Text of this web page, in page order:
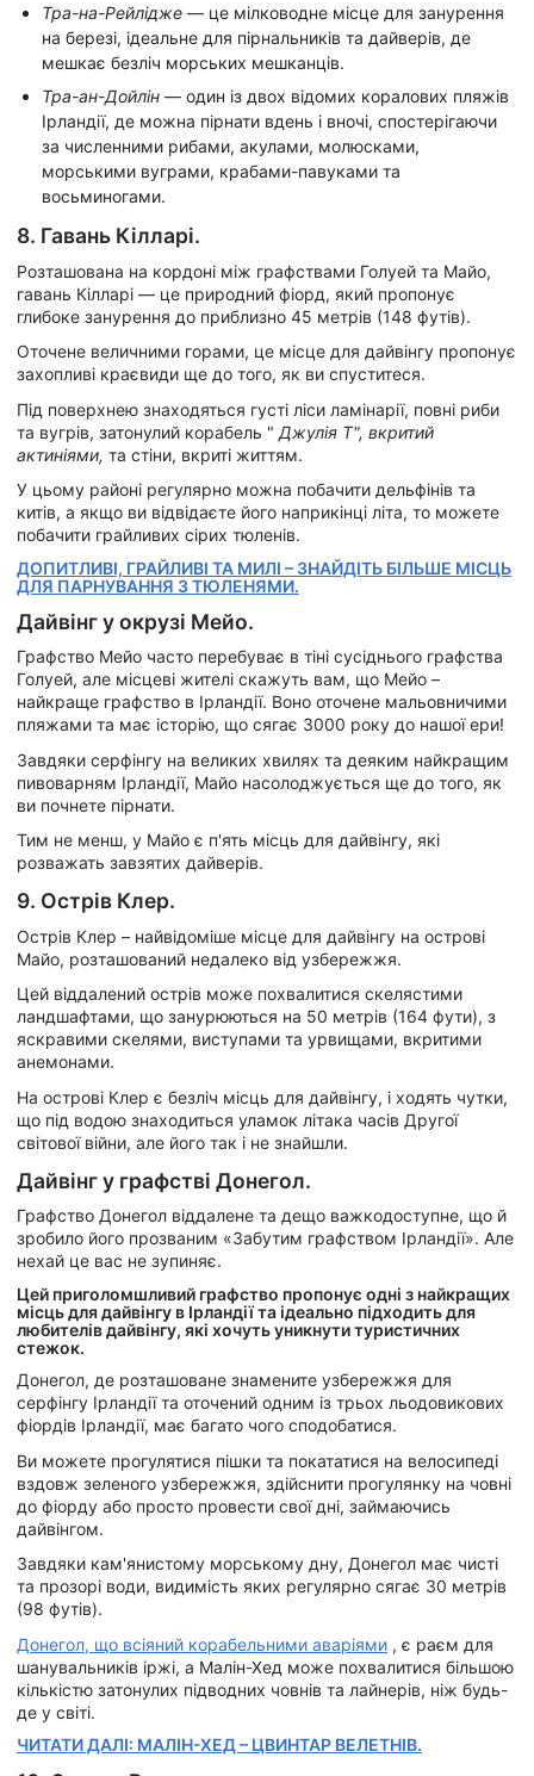
Тра-на-Рейлідже — це мілководне місце для занурення
на березі, ідеальне для пірнальників та дайверів, де
мешкає безліч морських мешканців.
Тра-ан-Дойлін — один із двох відомих коралових пляжів
Ірландії, де можна пірнати вдень і вночі, спостерігаючи
за численними рибами, акулами, молюсками,
морськими вуграми, крабами-павуками та
восьминогами.
8. Гавань Кілларі.
Розташована на кордоні між графствами Голуей та Майо,
гавань Кілларі — це природний фіорд, який пропонує
глибоке занурення до приблизно 45 метрів (148 футів).
Оточене величними горами, це місце для дайвінгу пропонує
захопливі краєвиди ще до того, як ви спуститеся.
Під поверхнею знаходяться густі ліси ламінарії, повні риби
та вугрів, затонулий корабель " Джулія Т", вкритий
актиніями, та стіни, вкриті життям.
У цьому районі регулярно можна побачити дельфінів та
китів, а якщо ви відвідаєте його наприкінці літа, то можете
побачити грайливих сірих тюленів.
ДОПИТЛИВІ, ГРАЙЛИВІ ТА МИЛІ – ЗНАЙДІТЬ БІЛЬШЕ МІСЦЬ
ДЛЯ ПАРНУВАННЯ З ТЮЛЕНЯМИ.
Дайвінг у окрузі Мейо.
Графство Мейо часто перебуває в тіні сусіднього графства
Голуей, але місцеві жителі скажуть вам, що Мейо –
найкраще графство в Ірландії. Воно оточене мальовничими
пляжами та має історію, що сягає 3000 року до нашої ери!
Завдяки серфінгу на великих хвилях та деяким найкращим
пивоварням Ірландії, Майо насолоджується ще до того, як
ви почнете пірнати.
Тим не менш, у Майо є п'ять місць для дайвінгу, які
розважать завзятих дайверів.
9. Острів Клер.
Острів Клер – найвідоміше місце для дайвінгу на острові
Майо, розташований недалеко від узбережжя.
Цей віддалений острів може похвалитися скелястими
ландшафтами, що занурюються на 50 метрів (164 фути), з
яскравими скелями, виступами та урвищами, вкритими
анемонами.
На острові Клер є безліч місць для дайвінгу, і ходять чутки,
що під водою знаходиться уламок літака часів Другої
світової війни, але його так і не знайшли.
Дайвінг у графстві Донегол.
Графство Донегол віддалене та дещо важкодоступне, що й
зробило його прозваним «Забутим графством Ірландії». Але
нехай це вас не зупиняє.
Цей приголомшливий графство пропонує одні з найкращих
місць для дайвінгу в Ірландії та ідеально підходить для
любителів дайвінгу, які хочуть уникнути туристичних
стежок.
Донегол, де розташоване знамените узбережжя для
серфінгу Ірландії та оточений одним із трьох льодовикових
фіордів Ірландії, має багато чого сподобатися.
Ви можете прогулятися пішки та покататися на велосипеді
вздовж зеленого узбережжя, здійснити прогулянку на човні
до фіорду або просто провести свої дні, займаючись
дайвінгом.
Завдяки кам'янистому морському дну, Донегол має чисті
та прозорі води, видимість яких регулярно сягає 30 метрів
(98 футів).
Донегол, що всіяний корабельними аваріями , є раєм для
шанувальників іржі, а Малін-Хед може похвалитися більшою
кількістю затонулих підводних човнів та лайнерів, ніж будь-
де у світі.
ЧИТАТИ ДАЛІ: МАЛІН-ХЕД – ЦВИНТАР ВЕЛЕТНІВ.